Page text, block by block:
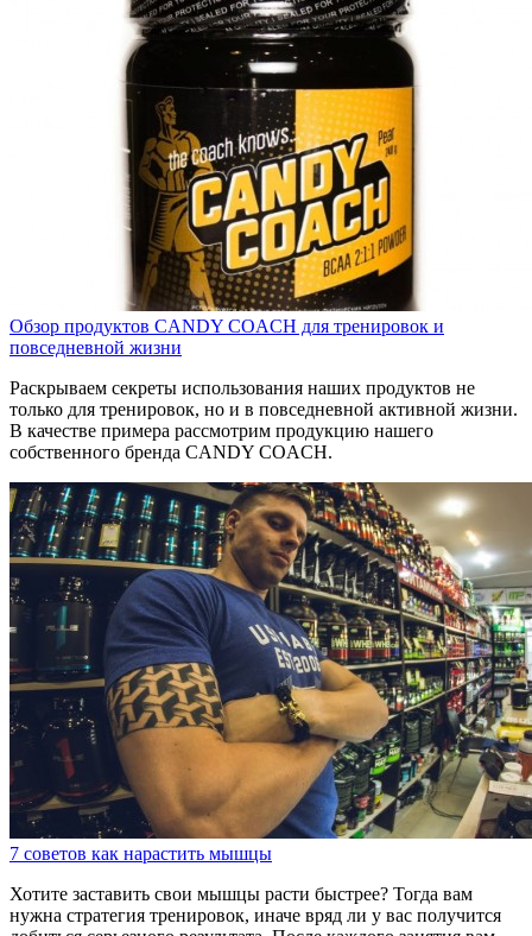
Обзор продуктов CANDY COACH для тренировок и
повседневной жизни
Раскрываем секреты использования наших продуктов не
только для тренировок, но и в повседневной активной жизни.
В качестве примера рассмотрим продукцию нашего
собственного бренда CANDY COACH.
7 советов как нарастить мышцы
Хотите заставить свои мышцы расти быстрее? Тогда вам
нужна стратегия тренировок, иначе вряд ли у вас получится